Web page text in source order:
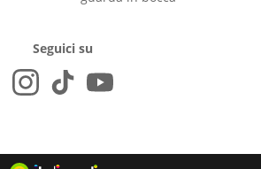
Seguici su